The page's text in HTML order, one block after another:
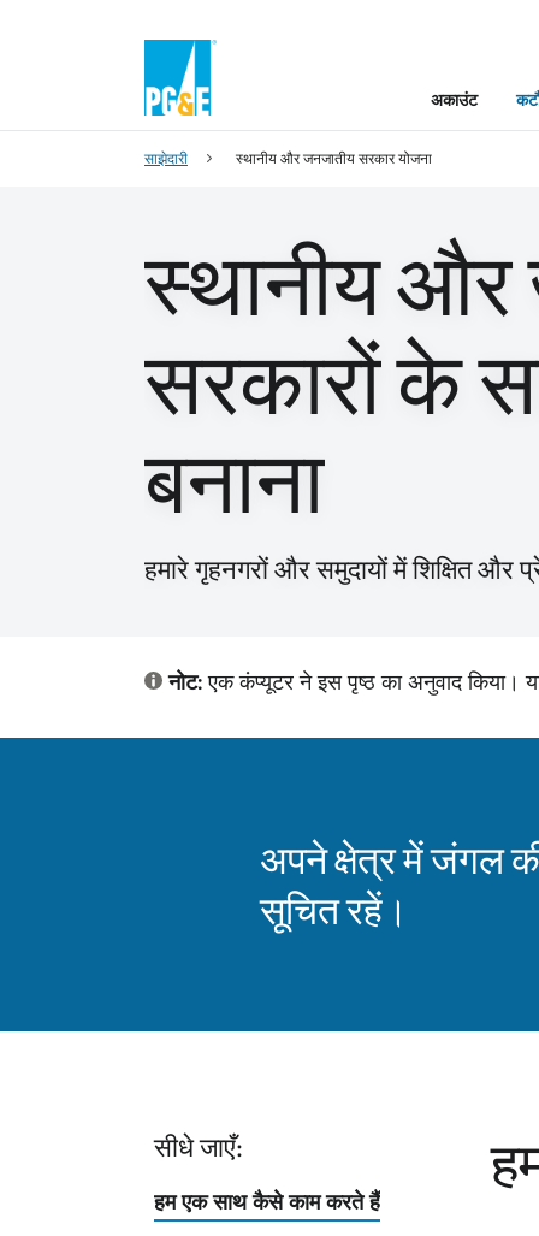
अकाउंट
साझेदारी स्थानीय और जनजातीय सरकार योजना
स्थानीय
सरकारों के
बनाना
हमारे गृहनगरों और समुदायों में शिक्षित और
नोट:एक कंप्यूटर ने इस पृष्ठ का अनुवाद किया।
अपने क्षेत्र में जंगल
सूचित रहें।
सीधे जाएँ:
हम एक साथ कैसे काम करते हैं